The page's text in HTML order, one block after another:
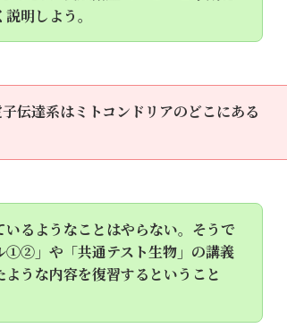
明しよう。
伝達系はミトコンドリアのどこにある
るようなことはやらない。そうで
①②」や「共通テスト生物」の講義
うな内容を復習するということ